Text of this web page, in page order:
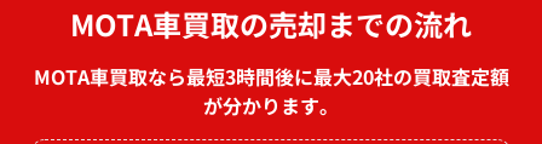
MOTA車買取の売却までの流れ
MOTA車買取なら最短3時間後に最大20社の買取査定額
が分かります。